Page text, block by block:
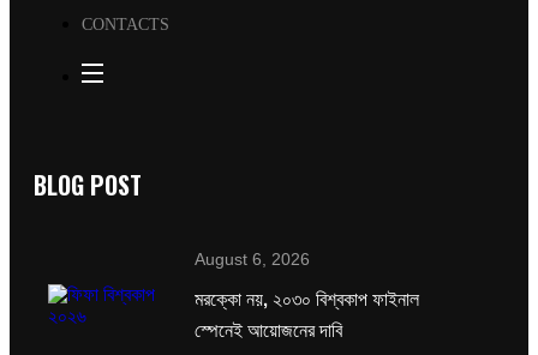
CONTACTS
BLOG POST
August 6, 2026
মরক্কো নয়, ২০৩০ বিশ্বকাপ ফাইনাল
স্পেনেই আয়োজনের দাবি